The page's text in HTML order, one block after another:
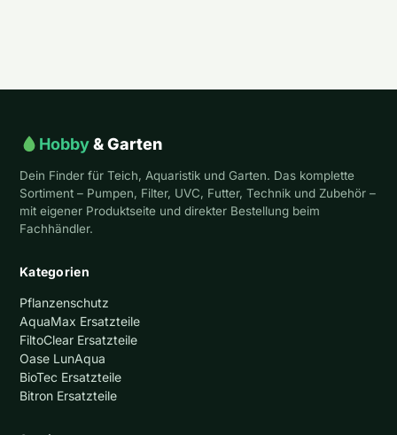
Hobby& Garten
Dein Finder für Teich, Aquaristik und Garten. Das komplette
Sortiment – Pumpen, Filter, UVC, Futter, Technik und Zubehör –
mit eigener Produktseite und direkter Bestellung beim
Fachhändler.
Kategorien
Pflanzenschutz
AquaMax Ersatzteile
FiltoClear Ersatzteile
Oase LunAqua
BioTec Ersatzteile
Bitron Ersatzteile